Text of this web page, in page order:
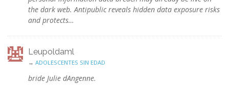
the dark web. Antipublic reveals hidden data exposure risks
and protects…
Leupoldaml
→ ADOLESCENTES SIN EDAD
bride Julie dAngenne.